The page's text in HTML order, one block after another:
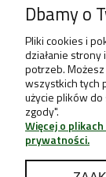
Odbiór
(Sklep
18:00)
Imię lub
Twoja opinia:
Dbamy o
Pliki cookies i
działanie strony
potrzeb.
wszystkich tych
użycie plików
zgody".
Więcej o
prywatności.